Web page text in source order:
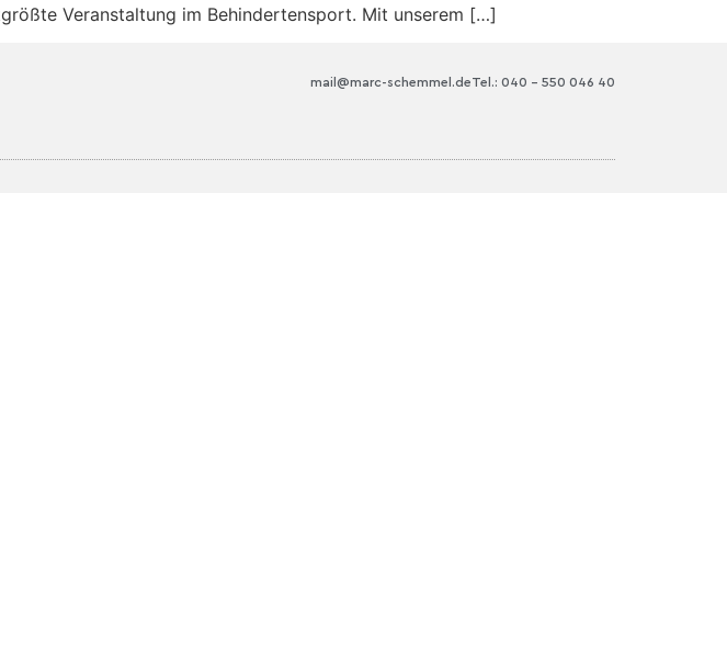
Veranstaltung im Behindertensport. Mit unserem […]
Tel.: 040 – 550 046 40
mail@marc-schemmel.de